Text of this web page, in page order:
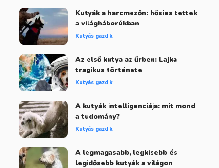
Kutyák a harcmezőn: hősies tettek
a világháborúkban
Kutyás gazdik
Az első kutya az űrben: Lajka
tragikus története
Kutyás gazdik
A kutyák intelligenciája: mit mond
a tudomány?
Kutyás gazdik
A legmagasabb, legkisebb és
legidősebb kutyák a világon